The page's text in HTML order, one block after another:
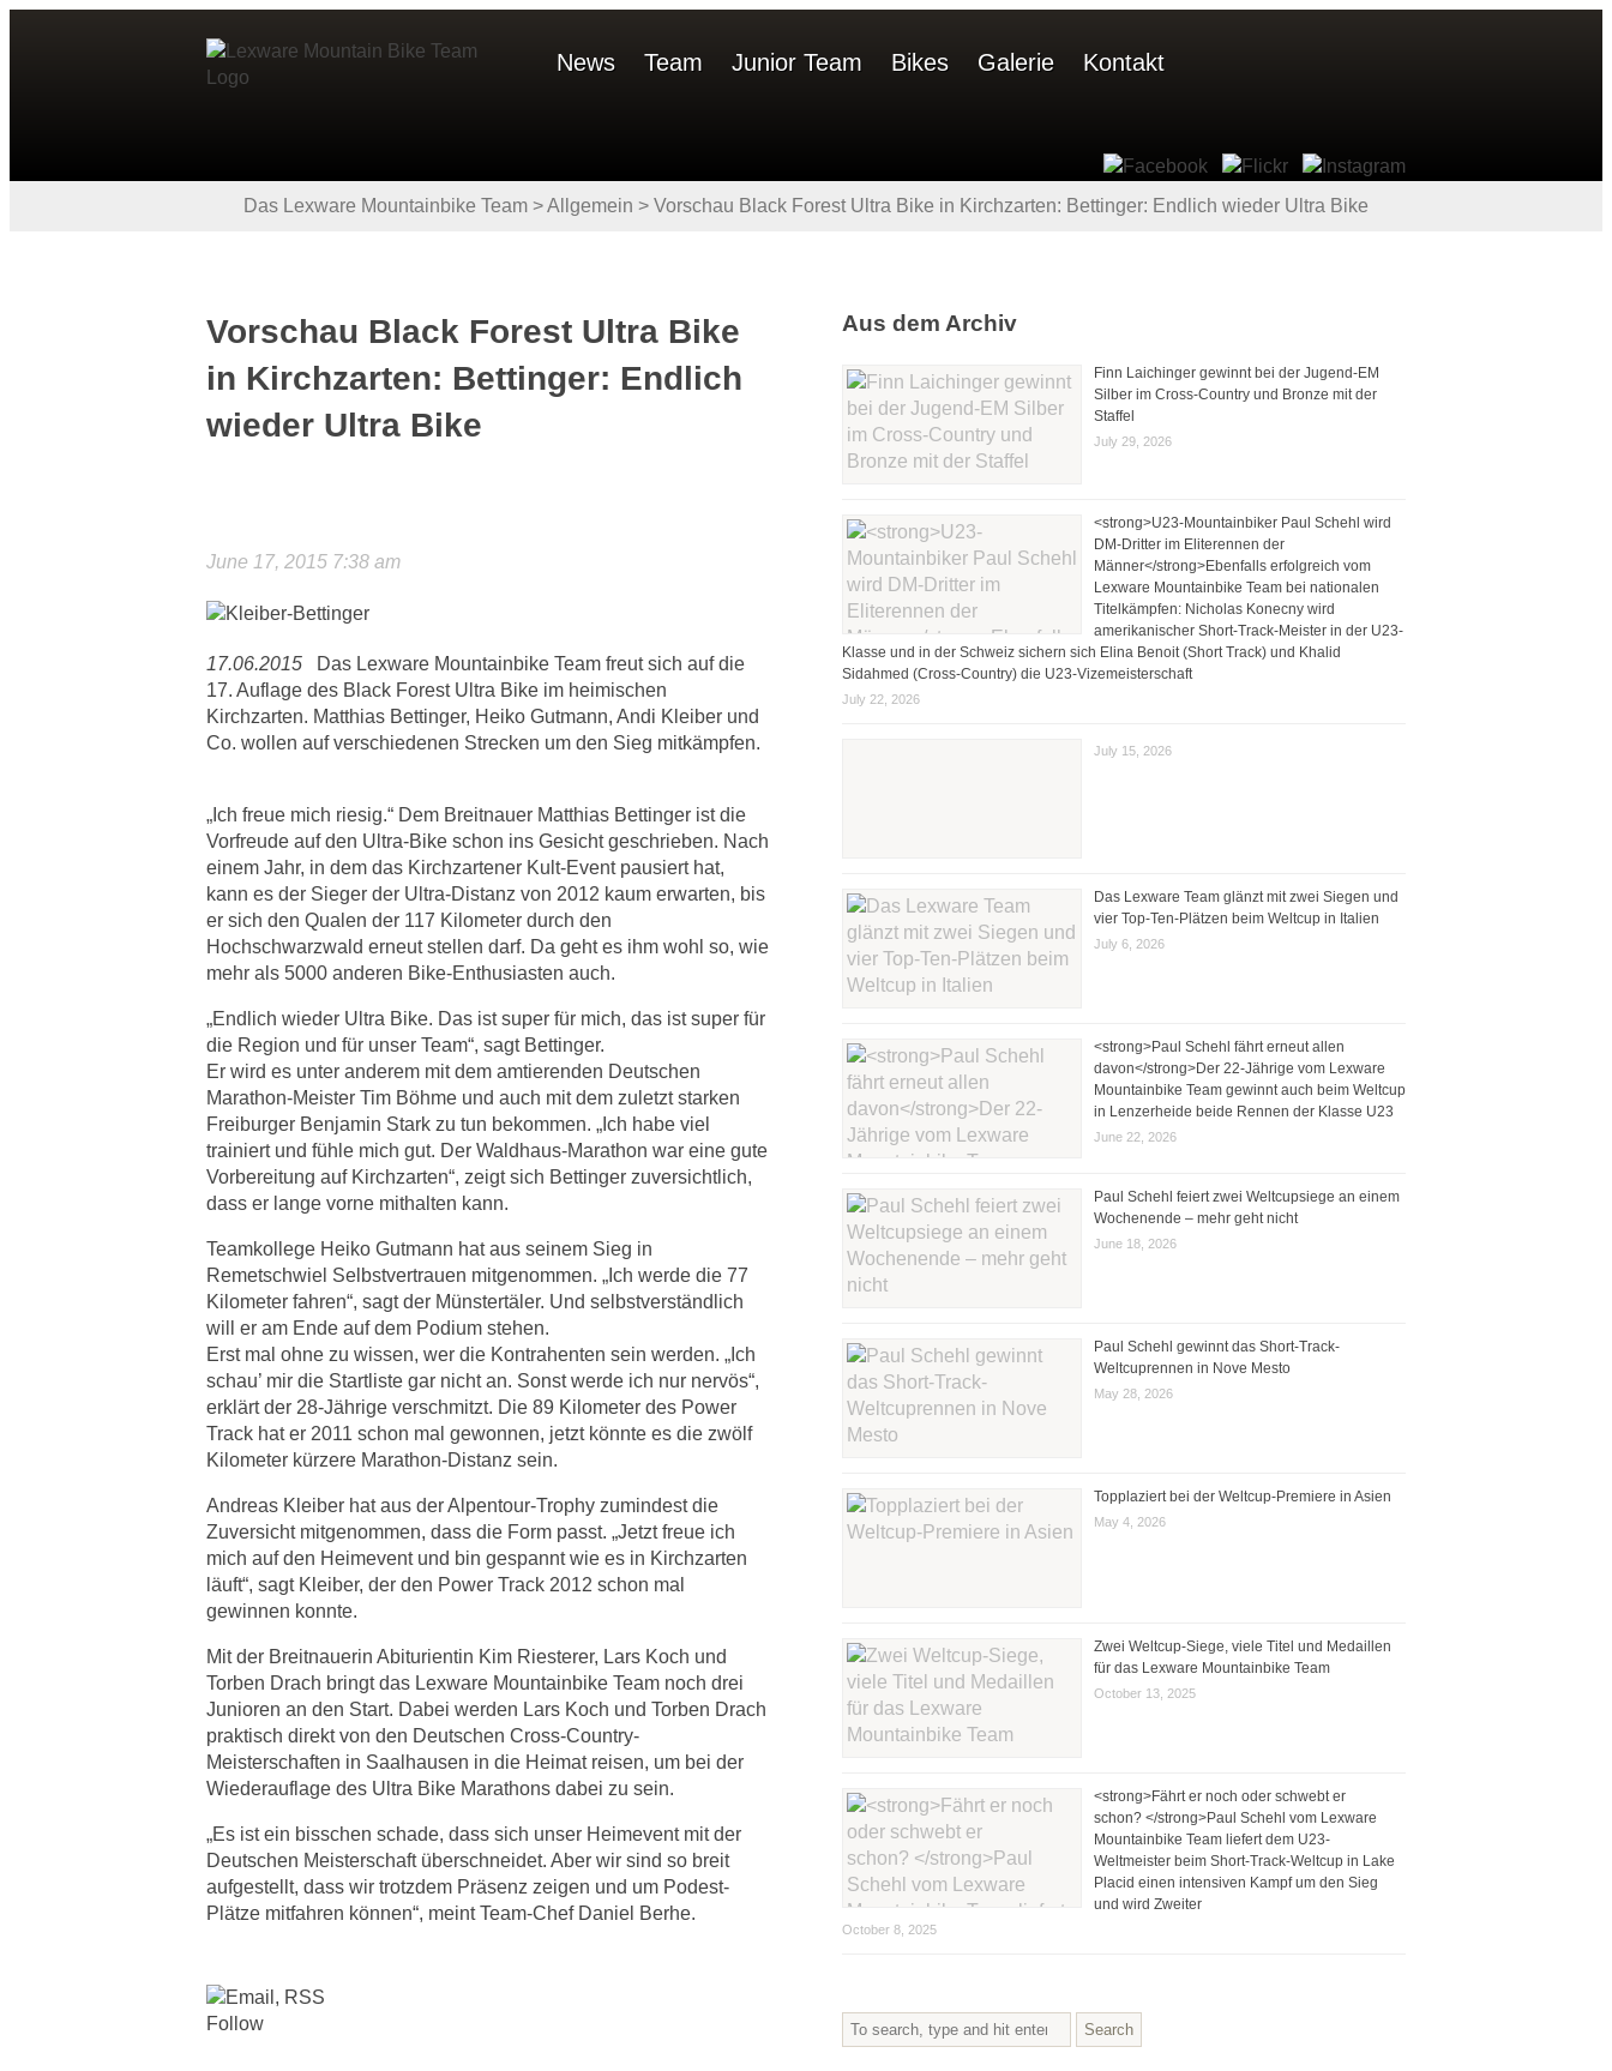
News Team Junior Team Bikes Galerie Kontakt
Das Lexware Mountainbike Team >Allgemein > Vorschau Black Forest Ultra Bike in Kirchzarten: Bettinger: Endlich wieder Ultra Bike
Vorschau Black Forest Ultra Bike
in Kirchzarten: Bettinger: Endlich
wieder Ultra Bike
June 17, 2015 7:38 am
17.06.2015 Das Lexware Mountainbike Team freut sich auf die
17. Auflage des Black Forest Ultra Bike im heimischen
Kirchzarten. Matthias Bettinger, Heiko Gutmann, Andi Kleiber und
Co. wollen auf verschiedenen Strecken um den Sieg mitkämpfen.
„Ich freue mich riesig.“ Dem Breitnauer Matthias Bettinger ist die
Vorfreude auf den Ultra-Bike schon ins Gesicht geschrieben. Nach
einem Jahr, in dem das Kirchzartener Kult-Event pausiert hat,
kann es der Sieger der Ultra-Distanz von 2012 kaum erwarten, bis
er sich den Qualen der 117 Kilometer durch den
Hochschwarzwald erneut stellen darf. Da geht es ihm wohl so, wie
mehr als 5000 anderen Bike-Enthusiasten auch.
„Endlich wieder Ultra Bike. Das ist super für mich, das ist super für
die Region und für unser Team“, sagt Bettinger.
Er wird es unter anderem mit dem amtierenden Deutschen
Marathon-Meister Tim Böhme und auch mit dem zuletzt starken
Freiburger Benjamin Stark zu tun bekommen. „Ich habe viel
trainiert und fühle mich gut. Der Waldhaus-Marathon war eine gute
Vorbereitung auf Kirchzarten“, zeigt sich Bettinger zuversichtlich,
dass er lange vorne mithalten kann.
Teamkollege Heiko Gutmann hat aus seinem Sieg in
Remetschwiel Selbstvertrauen mitgenommen. „Ich werde die 77
Kilometer fahren“, sagt der Münstertäler. Und selbstverständlich
will er am Ende auf dem Podium stehen.
Erst mal ohne zu wissen, wer die Kontrahenten sein werden. „Ich
schau’ mir die Startliste gar nicht an. Sonst werde ich nur nervös“,
erklärt der 28-Jährige verschmitzt. Die 89 Kilometer des Power
Track hat er 2011 schon mal gewonnen, jetzt könnte es die zwölf
Kilometer kürzere Marathon-Distanz sein.
Andreas Kleiber hat aus der Alpentour-Trophy zumindest die
Zuversicht mitgenommen, dass die Form passt. „Jetzt freue ich
mich auf den Heimevent und bin gespannt wie es in Kirchzarten
läuft“, sagt Kleiber, der den Power Track 2012 schon mal
gewinnen konnte.
Mit der Breitnauerin Abiturientin Kim Riesterer, Lars Koch und
Torben Drach bringt das Lexware Mountainbike Team noch drei
Junioren an den Start. Dabei werden Lars Koch und Torben Drach
praktisch direkt von den Deutschen Cross-Country-
Meisterschaften in Saalhausen in die Heimat reisen, um bei der
Wiederauflage des Ultra Bike Marathons dabei zu sein.
„Es ist ein bisschen schade, dass sich unser Heimevent mit der
Deutschen Meisterschaft überschneidet. Aber wir sind so breit
aufgestellt, dass wir trotzdem Präsenz zeigen und um Podest-
Plätze mitfahren können“, meint Team-Chef Daniel Berhe.
Follow
Aus dem Archiv
Finn Laichinger gewinnt bei der Jugend-EM
Silber im Cross-Country und Bronze mit der
Staffel
July 29, 2026
<strong>U23-Mountainbiker Paul Schehl wird
DM-Dritter im Eliterennen der
Männer</strong>Ebenfalls erfolgreich vom
Lexware Mountainbike Team bei nationalen
Titelkämpfen: Nicholas Konecny wird
amerikanischer Short-Track-Meister in der U23-
Klasse und in der Schweiz sichern sich Elina Benoit (Short Track) und Khalid
Sidahmed (Cross-Country) die U23-Vizemeisterschaft
July 22, 2026
July 15, 2026
Das Lexware Team glänzt mit zwei Siegen und
vier Top-Ten-Plätzen beim Weltcup in Italien
July 6, 2026
<strong>Paul Schehl fährt erneut allen
davon</strong>Der 22-Jährige vom Lexware
Mountainbike Team gewinnt auch beim Weltcup
in Lenzerheide beide Rennen der Klasse U23
June 22, 2026
Paul Schehl feiert zwei Weltcupsiege an einem
Wochenende – mehr geht nicht
June 18, 2026
Paul Schehl gewinnt das Short-Track-
Weltcuprennen in Nove Mesto
May 28, 2026
Topplaziert bei der Weltcup-Premiere in Asien
May 4, 2026
Zwei Weltcup-Siege, viele Titel und Medaillen
für das Lexware Mountainbike Team
October 13, 2025
<strong>Fährt er noch oder schwebt er
schon? </strong>Paul Schehl vom Lexware
Mountainbike Team liefert dem U23-
Weltmeister beim Short-Track-Weltcup in Lake
Placid einen intensiven Kampf um den Sieg
und wird Zweiter
October 8, 2025
Search